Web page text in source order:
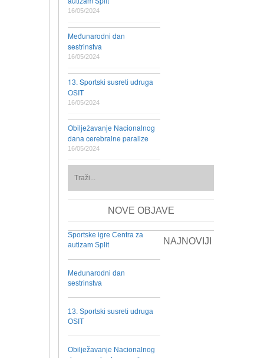
16/05/2024
Međunarodni dan
sestrinstva
16/05/2024
13. Sportski susreti udruga
OSIT
16/05/2024
Obilježavanje Nacionalnog
dana cerebralne paralize
16/05/2024
NOVE OBJAVE
Sportske igre Centra za
autizam Split
Međunarodni dan
sestrinstva
13. Sportski susreti udruga
OSIT
Obilježavanje Nacionalnog
NAJNOVIJI